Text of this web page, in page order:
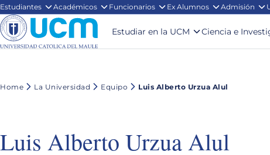
Estudiantes Académicos Funcionarios Ex Alumnos Admisión
Estudiar en la UCM Ciencia e
Home La Universidad Equipo Luis Alberto Urzua Alul
Luis Alberto Urzua Alul